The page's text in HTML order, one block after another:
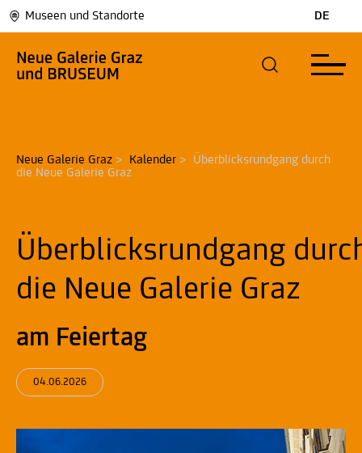
Museen und Standorte DE
Neue Galerie Graz > Kalender > Überblicksrundgang durch
die Neue Galerie Graz
Überblicksrundgang
die Neue Galerie Graz
am Feiertag
04.06.2026